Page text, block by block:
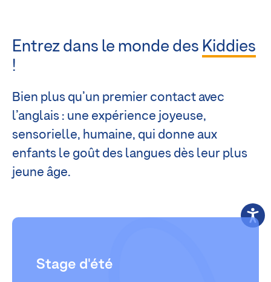
Entrez dans le monde des Kiddies
!
Bien plus qu’un premier contact avec
l’anglais : une expérience joyeuse,
sensorielle, humaine, qui donne aux
enfants le goût des langues dès leur plus
jeune âge.
Stage d'été